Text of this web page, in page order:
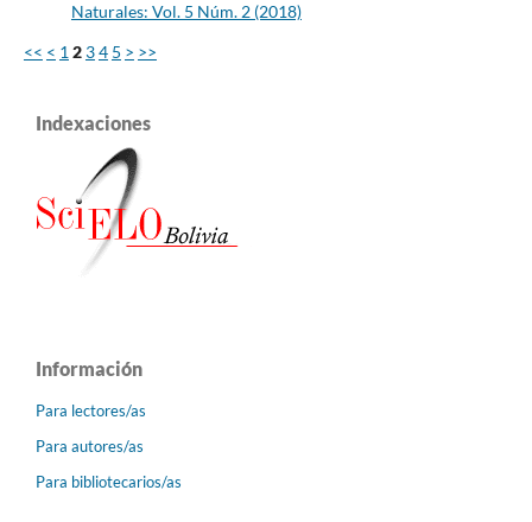
Naturales: Vol. 5 Núm. 2 (2018)
<< < 1 2 34 5 > >>
Indexaciones
Información
Para lectores/as
Para autores/as
Para bibliotecarios/as